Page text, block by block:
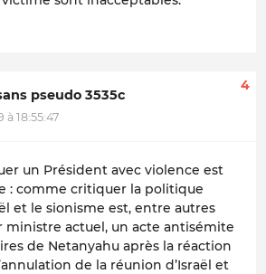
pseudo 3535c
à 18:55:47
4
un Président avec violence est
: comme critiquer la politique
et le sionisme est, entre autres
ministre actuel, un acte antisémite
de Netanyahu après la réaction
de la réunion d’Israël et